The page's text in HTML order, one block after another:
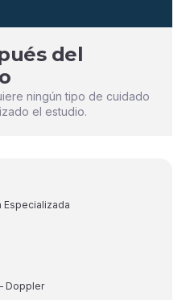
del
ningún tipo de cuidado
el estudio.
Especializada
Doppler